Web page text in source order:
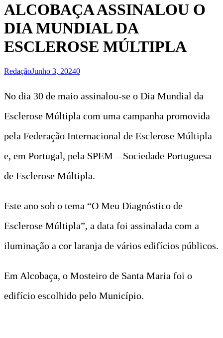
ALCOBAÇA ASSINALOU O
DIA MUNDIAL DA
ESCLEROSE MÚLTIPLA
RedaçãoJunho 3, 20240
No dia 30 de maio assinalou-se o Dia Mundial da
Esclerose Múltipla com uma campanha promovida
pela Federação Internacional de Esclerose Múltipla
e, em Portugal, pela SPEM – Sociedade Portuguesa
de Esclerose Múltipla.
Este ano sob o tema “O Meu Diagnóstico de
Esclerose Múltipla”, a data foi assinalada com a
iluminação a cor laranja de vários edifícios públicos.
Em Alcobaça, o Mosteiro de Santa Maria foi o
edifício escolhido pelo Município.